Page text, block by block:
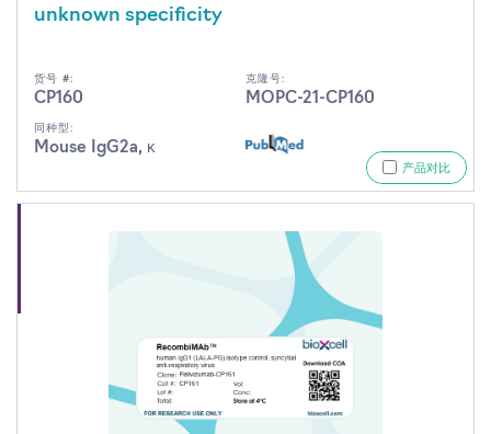
unknown specificity
货号 #:
CP160
克隆号:
MOPC-21-CP160
同种型:
Mouse IgG2a, κ
产品对比